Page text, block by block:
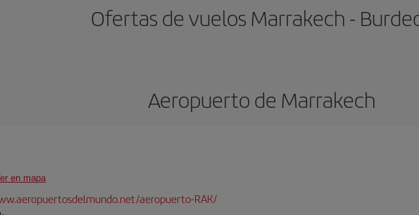
Ofertas de vuelos Marrakech -
Aeropuerto de Marrakech
en mapa
aeropuerto-RAK/